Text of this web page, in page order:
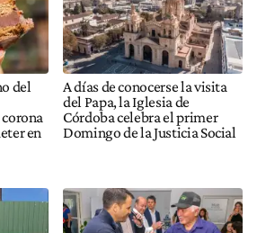
del
en
A días de conocerse la visita
del Papa, la Iglesia de
Córdoba celebra el primer
Domingo de la Justicia Social